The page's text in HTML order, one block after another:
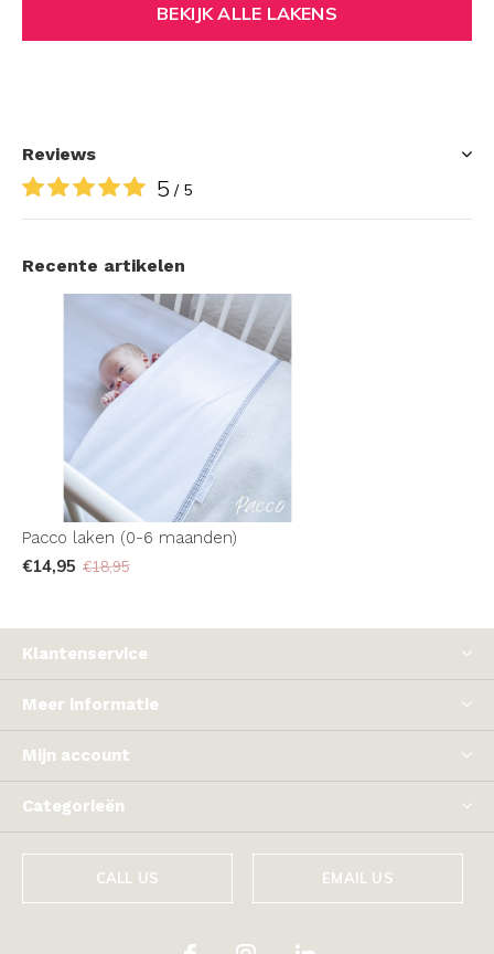
BEKIJK ALLE LAKENS
Reviews
5 / 5
Recente artikelen
Pacco laken (0-6 maanden)
€14,95 €18,95
Klantenservice
Meer informatie
Mijn account
Categorieën
CALL US EMAIL US